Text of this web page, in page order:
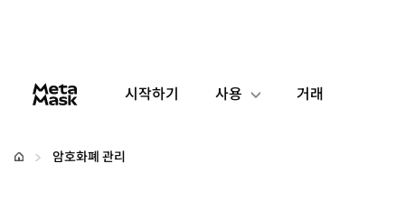
시작하기 사용
구성
거래
암호화폐 관리